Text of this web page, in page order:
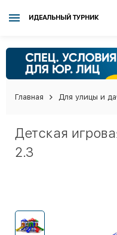
ИДЕАЛЬНЫЙ ТУРНИК
Главная Для улицы и
Детская
2.3